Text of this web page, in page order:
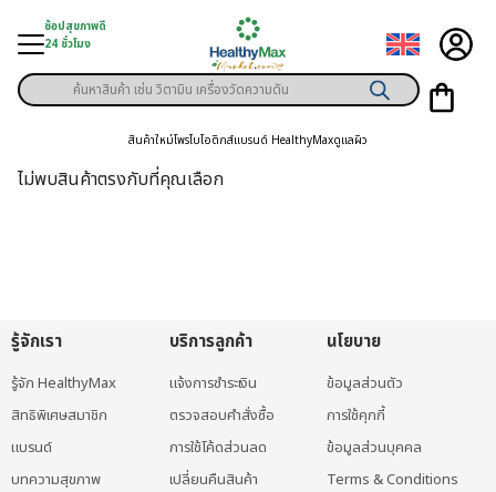
content
ช้อปสุขภาพดี
24 ชั่วโมง
มู่สินค้า
สุขภาพ
กค้า
Products
search
สินค้าใหม่โพรไบโอติกส์แบรนด์ HealthyMaxดูแลผิว
ไม่พบสินค้าตรงกับที่คุณเลือก
รู้จักเรา
รู้จัก HealthyMax
สิทธิพิเศษสมาชิก
แบรนด์
บทความสุขภาพ
บริการลูกค้า
แจ้งการชำระเงิน
ตรวจสอบคำสั่งซื้อ
การใช้โค้ดส่วนลด
เปลี่ยนคืนสินค้า
นโยบาย
ข้อมูลส่วนตัว
การใช้คุกกี้
ข้อมูลส่วนบุคคล
Terms & Conditions